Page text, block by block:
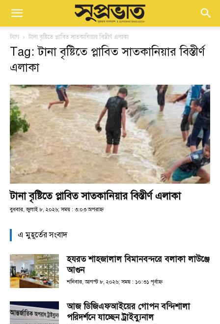
ট্যাগ টানা বৃষ্টিতে প্লাবিত সাতকানিয়ার বিস্তীর্ণ এলাকা
Tag: টানা বৃষ্টিতে প্লাবিত সাতকানিয়ার বিস্তীর্ণ
এলাকা
টানা বৃষ্টিতে প্লাবিত সাতকানিয়ার বিস্তীর্ণ এলাকা
বুধবার, জুলাই ৮, ২০২৬; সময় : ৩:০৩ অপরাহ্ণ
এ মুহূর্তের সংবাদ
হযরত শাহজালাল বিমানবন্দরে বলাকা লাউঞ্জে
আগুন
শনিবার, আগস্ট ৮, ২০২৬; সময় : ১০:৩১ পূর্বাহ্ণ
আজ ডিজিএফআইয়ের গোপন বন্দিশালা
পরিদর্শনে যাচ্ছেন ট্রাইব্যুনাল